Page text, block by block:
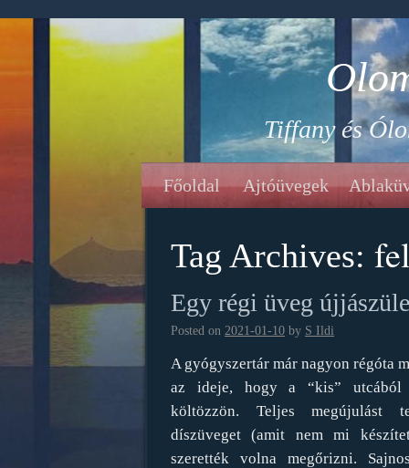
Tiffany és
Főoldal Ajtóüvegek
Tag Archives:
Egy régi üveg
Posted on 2021-01-10 by S Ildi
A gyógyszertár már nagyon régóta
az ideje, hogy a “kis”
költözzön. Teljes megújulást
díszüveget (amit nem mi
szerették volna megőrizni.